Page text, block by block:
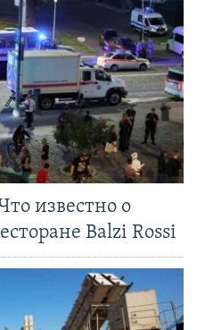
известно о
Balzi Rossi